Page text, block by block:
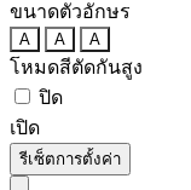
ขนาดตัวอักษร
A A A
โหมดสีตัดกันสูง
ปิด
เปิด
รีเซ็ตการตั้งค่า